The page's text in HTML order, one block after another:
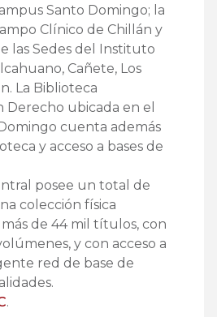
Santo Domingo; la
Clínico de Chillán y
las Sedes del Instituto
Cañete, Los
La Biblioteca
Derecho ubicada en el
cuenta además
y acceso a bases de
posee un total de
colección física
de 44 mil títulos, con
y con acceso a
red de base de
.